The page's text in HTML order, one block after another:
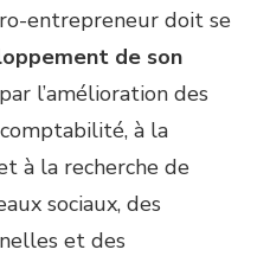
entrepreneur doit se
de son
l’amélioration des
à la
à la recherche de
sociaux, des
et des